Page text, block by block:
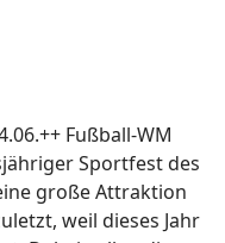
Fußball-WM
Sportfest des
große Attraktion
weil dieses Jahr